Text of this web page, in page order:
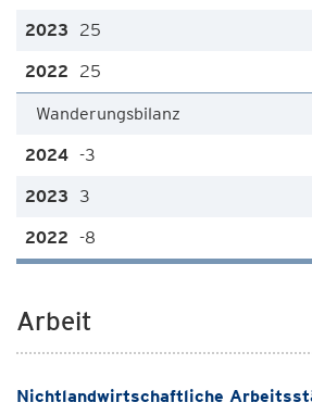
25
25
Wanderungsbilanz
-3
3
-8
Arbeit
Nichtlandwirtschaftliche